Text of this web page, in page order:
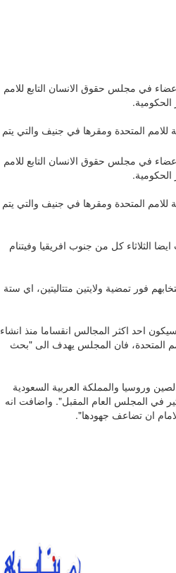
اعضاء في مجلس حقوق الانسان التابع للامم
الحكومية.
هذه الهيئة التابعة للامم المتحدة ومقرها في جنيف والتي يتم
اعضاء في مجلس حقوق الانسان التابع للامم
الحكومية.
هذه الهيئة التابعة للامم المتحدة ومقرها في جنيف والتي يتم
الثلاثاء كل من جنوب افريقيا وفيتنام
فور تمضية ولايتين متتاليتين، اي ستة
احد اكثر المجالس انقساما منذ انشاء
الالكتروني للامم المتحدة، فان المجلس يهدف الى "بحث
وروسيا والمملكة العربية السعودية
في المجلس العام المقبل". واضافت انه
ان تضاعف جهودها".